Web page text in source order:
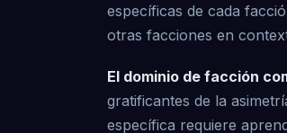
específicas de cada
otras facciones en
El dominio de facción
gratificantes de la
específica requiere